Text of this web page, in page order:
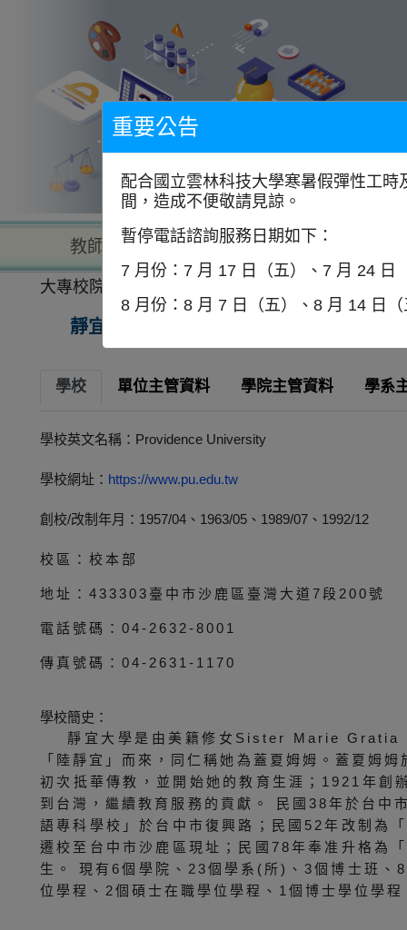
教師查詢 學校查詢
大專校院一覽表
靜宜大學
學校 單位主管資料 學院主管資料 學系
學校英文名稱：Providence University
學校網址： https://www.pu.edu.tw
創校/改制年月：1957/04、1963/05、1989/07、1992/12
校區：校本部
地址：433303臺中市沙鹿區臺灣大道7段200號
電話號碼：04-2632-8001
傳真號碼：04-2631-1170
學校簡史：
靜宜大學是由美籍修女Sister Marie Gratia
「陸靜宜」而來，同仁稱她為蓋夏姆姆。蓋夏姆
初次抵華傳教，並開始她的教育生涯；1921年
到台灣，繼續教育服務的貢獻。 民國38年於台中
語專科學校」於台中市復興路；民國52年改制為
遷校至台中市沙鹿區現址；民國78年奉准升格為
生。 現有6個學院、23個學系(所)、3個博士班、
位學程、2個碩士在職學位學程、1個博士學位學
重要公告
配合國立雲林科技大學寒暑假彈性工
間，造成不便敬請見諒。
暫停電話諮詢服務日期如下：
7 月份：7 月 17 日（五）、7 月 24 日
8 月份：8 月 7 日（五）、8 月 14 日（